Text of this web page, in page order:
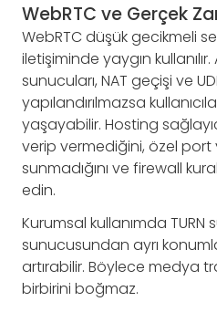
WebRTC ve Gerçek
WebRTC düşük gecikmeli
iletişiminde yaygın kullanılır.
sunucuları, NAT geçişi ve
yapılandırılmazsa
yaşayabilir. Hosting
verip vermediğini, özel
sunmadığını ve firewall
edin.
Kurumsal kullanımda
sunucusundan ayrı
artırabilir. Böylece medya
birbirini boğmaz.